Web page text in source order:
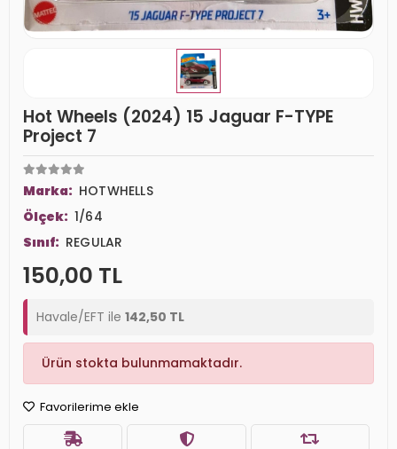
Hot Wheels (2024) 15 Jaguar F-TYPE
Project 7
Marka: HOTWHELLS
Ölçek: 1/64
Sınıf: REGULAR
150,00 TL
Havale/EFT ile 142,50 TL
Ürün stokta bulunmamaktadır.
Favorilerime ekle